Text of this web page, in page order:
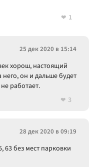
1
25 дек 2020 в 15:14
хорош, настоящий
он и дальше будет
работает.
3
28 дек 2020 в 09:19
63 без мест парковки